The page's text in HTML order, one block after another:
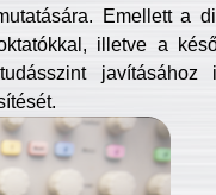
Emellett a
illetve a
javításához